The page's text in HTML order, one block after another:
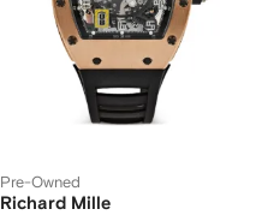
Pre-Owned
Richard Mille